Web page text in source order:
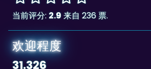
欢迎程度
31.326
这个游戏被玩了 31.326 次.